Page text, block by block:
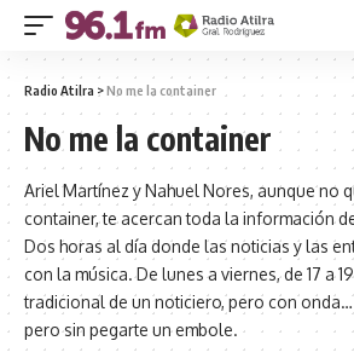
Radio Atilra >No me la container
No me la container
Ariel Martínez y Nahuel Nores, aunque no
container, te acercan toda la información
Dos horas al día donde las noticias y las
con la música. De lunes a viernes, de 17 a
tradicional de un noticiero, pero con
pero sin pegarte un embole.